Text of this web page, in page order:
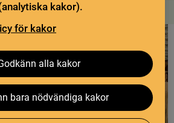
kakor).
för kakor
alla kakor
bara nödvändiga kakor